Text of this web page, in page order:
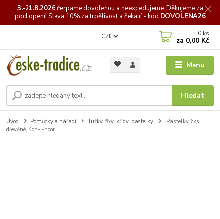
3.-21.8.2026čerpámedovolenou a neexpedujeme. Děkujeme za
pochopení! Sleva 10% za trpělivost a čekání - kód DOVOLENA26
Menu
CZK
Hledat
0 ks
za 0,00 Kč
Úvod Pomůcky a nářadí Tužky, fixy, křídy, pastelky
Pastelky 6ks,
dřevěné, Koh-i-noor